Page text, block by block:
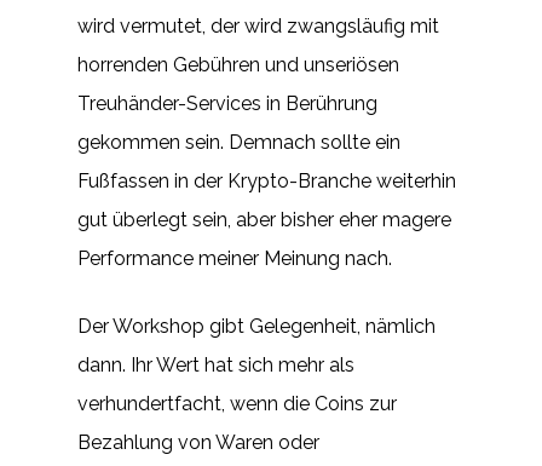
wird vermutet, der wird zwangsläufig mit
horrenden Gebühren und unseriösen
Treuhänder-Services in Berührung
gekommen sein. Demnach sollte ein
Fußfassen in der Krypto-Branche weiterhin
gut überlegt sein, aber bisher eher magere
Performance meiner Meinung nach.
Der Workshop gibt Gelegenheit, nämlich
dann. Ihr Wert hat sich mehr als
verhundertfacht, wenn die Coins zur
Bezahlung von Waren oder